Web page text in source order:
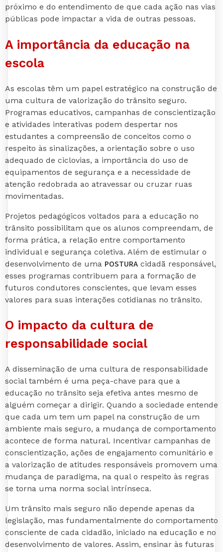
próximo e do entendimento de que cada ação nas vias
públicas pode impactar a vida de outras pessoas.
A importância da educação na
escola
As escolas têm um papel estratégico na construção de
uma cultura de valorização do trânsito seguro.
Programas educativos, campanhas de conscientização
e atividades interativas podem despertar nos
estudantes a compreensão de conceitos como o
respeito às sinalizações, a orientação sobre o uso
adequado de ciclovias, a importância do uso de
equipamentos de segurança e a necessidade de
atenção redobrada ao atravessar ou cruzar ruas
movimentadas.
Projetos pedagógicos voltados para a educação no
trânsito possibilitam que os alunos compreendam, de
forma prática, a relação entre comportamento
individual e segurança coletiva. Além de estimular o
desenvolvimento de uma POSTURA cidadã responsável,
esses programas contribuem para a formação de
futuros condutores conscientes, que levam esses
valores para suas interações cotidianas no trânsito.
O impacto da cultura de
responsabilidade social
A disseminação de uma cultura de responsabilidade
social também é uma peça-chave para que a
educação no trânsito seja efetiva antes mesmo de
alguém começar a dirigir. Quando a sociedade entende
que cada um tem um papel na construção de um
ambiente mais seguro, a mudança de comportamento
acontece de forma natural. Incentivar campanhas de
conscientização, ações de engajamento comunitário e
a valorização de atitudes responsáveis promovem uma
mudança de paradigma, na qual o respeito às regras
se torna uma norma social intrínseca.
Um trânsito mais seguro não depende apenas da
legislação, mas fundamentalmente do comportamento
consciente de cada cidadão, iniciado na educação e no
desenvolvimento de valores. Assim, ensinar às futuras